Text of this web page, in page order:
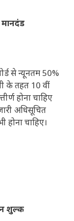
से न्यूनतम 50%
के तहत 10 वीं
होना चाहिए
अधिसूचित
होना चाहिए।
शुल्क